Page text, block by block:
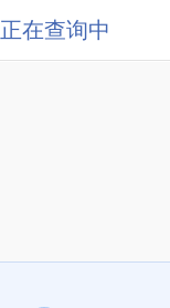
正在查询中